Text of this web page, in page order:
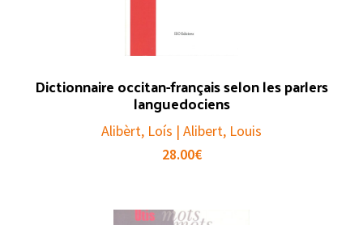
Dictionnaire occitan-français selon les parlers
languedociens
Alibèrt, Loís | Alibert, Louis
28.00€